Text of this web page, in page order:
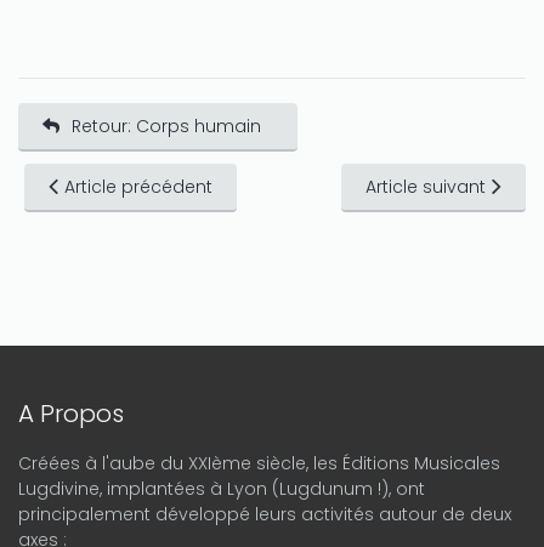
Retour: Corps humain
Article précédent Article suivant
A Propos
Créées à l'aube du XXIème siècle, les Éditions Musicales
Lugdivine, implantées à Lyon (Lugdunum !), ont
principalement développé leurs activités autour de deux
axes :